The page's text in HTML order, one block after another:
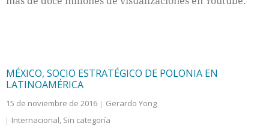
MÉXICO, SOCIO ESTRATÉGICO DE POLONIA EN
LATINOAMÉRICA
15 de noviembre de 2016
Gerardo Yong
Internacional, Sin categoría